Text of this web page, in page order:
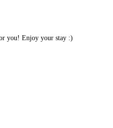
you! Enjoy your stay :)